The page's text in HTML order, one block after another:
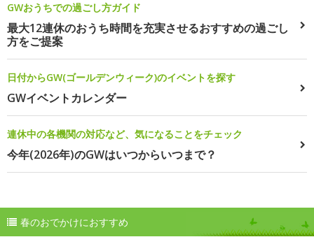
GWおうちでの過ごし方ガイド
最大12連休のおうち時間を充実させるおすすめの過ごし
方をご提案
日付からGW(ゴールデンウィーク)のイベントを探す
GWイベントカレンダー
連休中の各機関の対応など、気になることをチェック
今年(2026年)のGWはいつからいつまで？
春のおでかけにおすすめ